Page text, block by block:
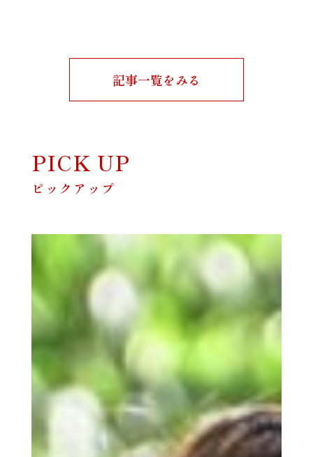
記事一覧をみる
PICK UP
ピックアップ